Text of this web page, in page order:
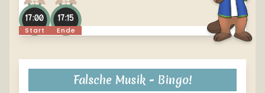
Start
17:00
Ende
17:15
Falsche Musik - Bingo!